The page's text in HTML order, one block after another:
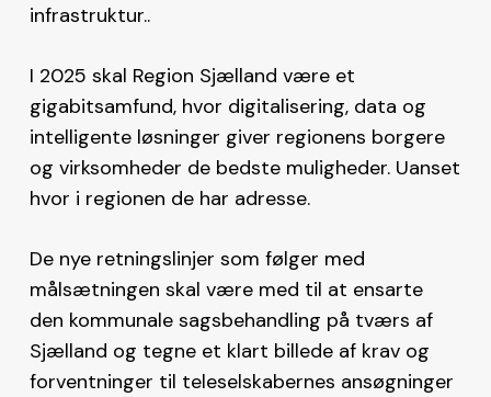
infrastruktur..
I 2025 skal Region Sjælland være et
gigabitsamfund, hvor digitalisering, data og
intelligente løsninger giver regionens borgere
og virksomheder de bedste muligheder. Uanset
hvor i regionen de har adresse.
De nye retningslinjer som følger med
målsætningen skal være med til at ensarte
den kommunale sagsbehandling på tværs af
Sjælland og tegne et klart billede af krav og
forventninger til teleselskabernes ansøgninger